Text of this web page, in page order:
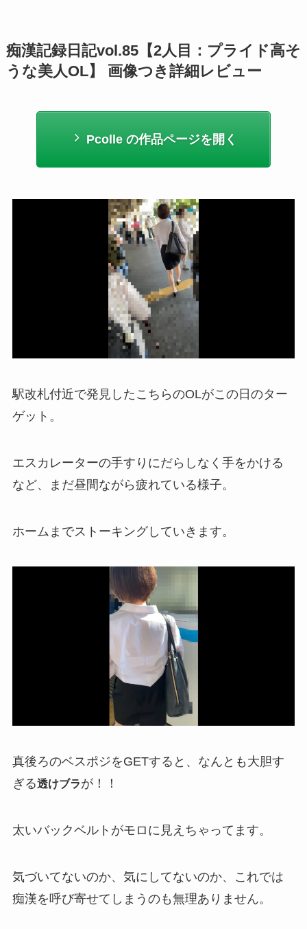
痴漢記録日記vol.85【2人目：プライド高そ
うな美人OL】 画像つき詳細レビュー
Pcolle の作品ページを開く
駅改札付近で発見したこちらのOLがこの日のター
ゲット。
エスカレーターの手すりにだらしなく手をかける
など、まだ昼間ながら疲れている様子。
ホームまでストーキングしていきます。
真後ろのベスポジをGETすると、なんとも大胆す
ぎる透けブラが！！
太いバックベルトがモロに見えちゃってます。
気づいてないのか、気にしてないのか、これでは
痴漢を呼び寄せてしまうのも無理ありません。